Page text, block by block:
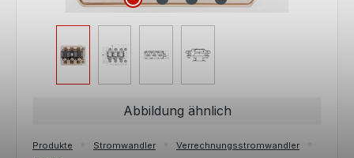
Abbildung ähnlich
Produkte Stromwandler
Verrechnungsstromwandler